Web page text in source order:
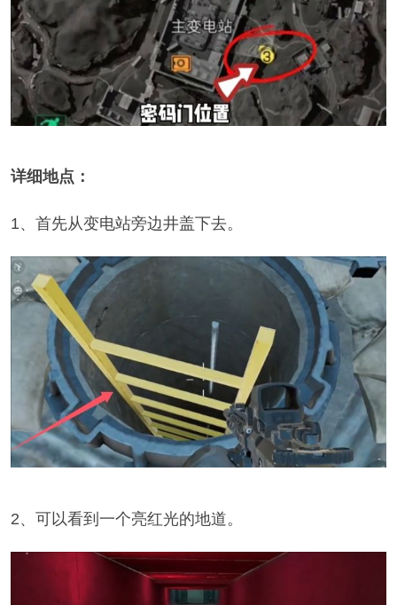
详细地点：
1、首先从变电站旁边井盖下去。
2、可以看到一个亮红光的地道。